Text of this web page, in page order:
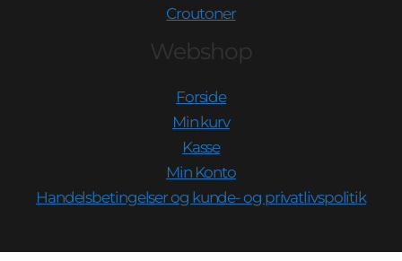
Croutoner
Webshop
Forside
Min kurv
Kasse
Min Konto
Handelsbetingelser og kunde- og privatlivspolitik